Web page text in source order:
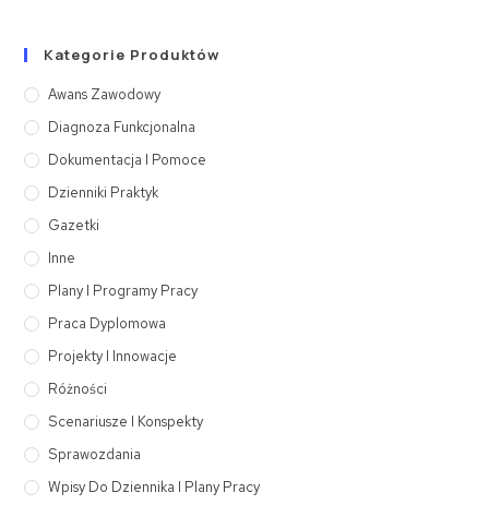
Kategorie Produktów
Awans Zawodowy
Diagnoza Funkcjonalna
Dokumentacja I Pomoce
Dzienniki Praktyk
Gazetki
Inne
Plany I Programy Pracy
Praca Dyplomowa
Projekty I Innowacje
Różności
Scenariusze I Konspekty
Sprawozdania
Wpisy Do Dziennika I Plany Pracy